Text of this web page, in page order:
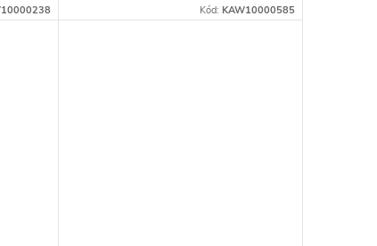
Kód: KAW10000585